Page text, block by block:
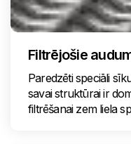
Filtrējošie
Paredzēti speciāli
savai struktūrai ir
filtrēšanai zem liela